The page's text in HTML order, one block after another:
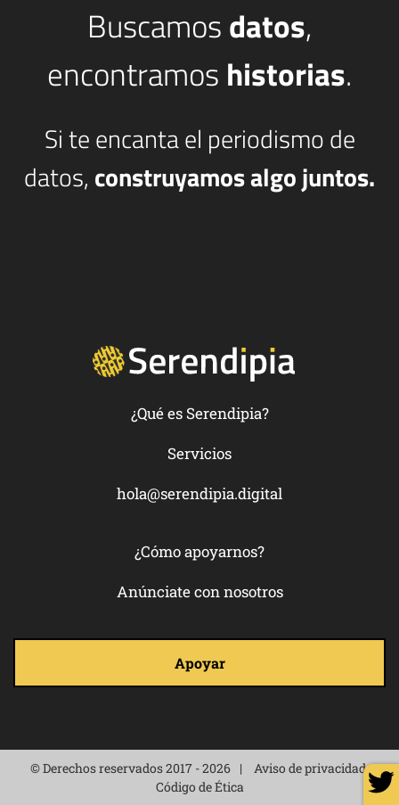
Buscamosdatos,
encontramos historias.
Si te encanta el periodismo de
datos, construyamos algo juntos.
¿Qué es Serendipia?
Servicios
hola@serendipia.digital
¿Cómo apoyarnos?
Anúnciate con nosotros
Apoyar
© Derechos reservados 2017 - 2026
Aviso de privacidad
Código de Ética